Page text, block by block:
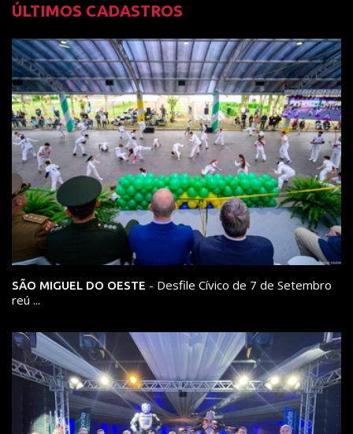
ÚLTIMOS CADASTROS
SÃO MIGUEL DO OESTE - Desfile Cívico de 7 de Setembro
reú ...